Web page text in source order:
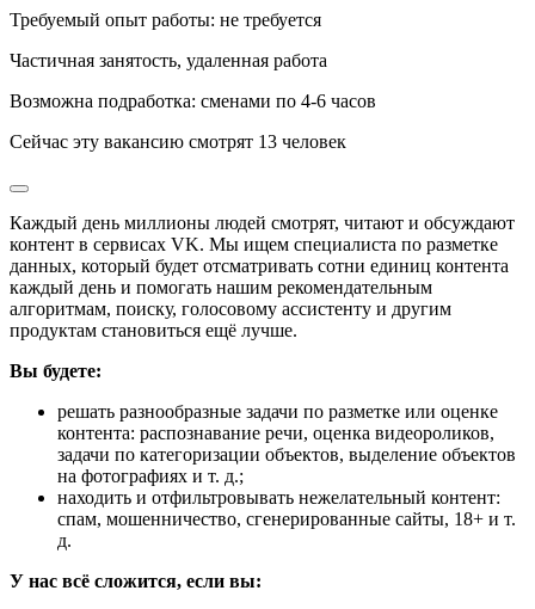
Требуемый опыт работы: не требуется
Частичная занятость, удаленная работа
Возможна подработка: сменами по 4-6 часов
Сейчас эту вакансию смотрят 13 человек
Каждый день миллионы людей смотрят, читают и обсуждают
контент в сервисах VK. Мы ищем специалиста по разметке
данных, который будет отсматривать сотни единиц контента
каждый день и помогать нашим рекомендательным
алгоритмам, поиску, голосовому ассистенту и другим
продуктам становиться ещё лучше.
Вы будете:
решать разнообразные задачи по разметке или оценке
контента: распознавание речи, оценка видеороликов,
задачи по категоризации объектов, выделение объектов
на фотографиях и т. д.;
находить и отфильтровывать нежелательный контент:
спам, мошенничество, сгенерированные сайты, 18+ и т.
д.
У нас всё сложится, если вы: